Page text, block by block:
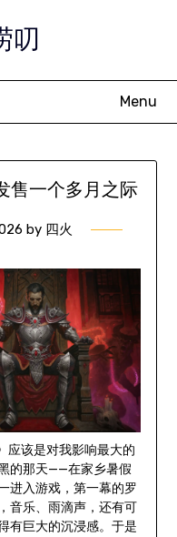
叨
Menu
售一个多月之际
by 四火
应该是对我影响最大的
的那天——在家乡暑假
进入游戏，第一幕的罗
音乐、雨滴声，还有可
有巨大的沉浸感。于是